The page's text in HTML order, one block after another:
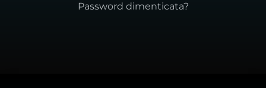
Password dimenticata?